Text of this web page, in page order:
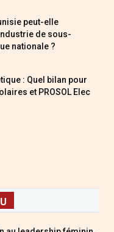
peut-elle
de sous-
nationale ?
: Quel bilan pour
et PROSOL Elec